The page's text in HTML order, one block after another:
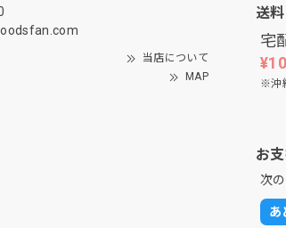
当店について
MAP
送
宅
※沖
お
次
あ